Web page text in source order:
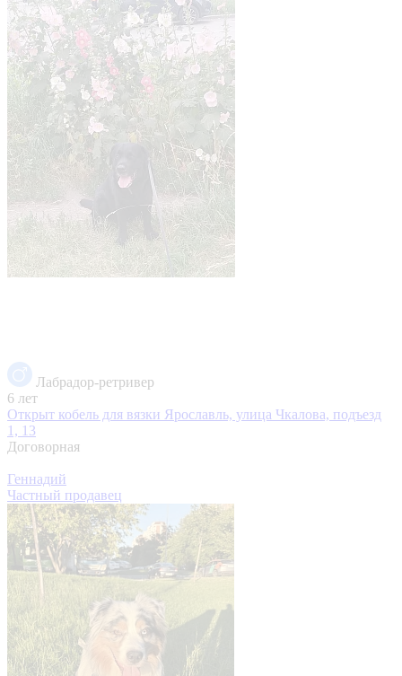
Лабрадор-ретривер
6 лет
Открыт кобель для вязки Ярославль, улица Чкалова, подъезд
1, 13
Договорная
Геннадий
Частный продавец